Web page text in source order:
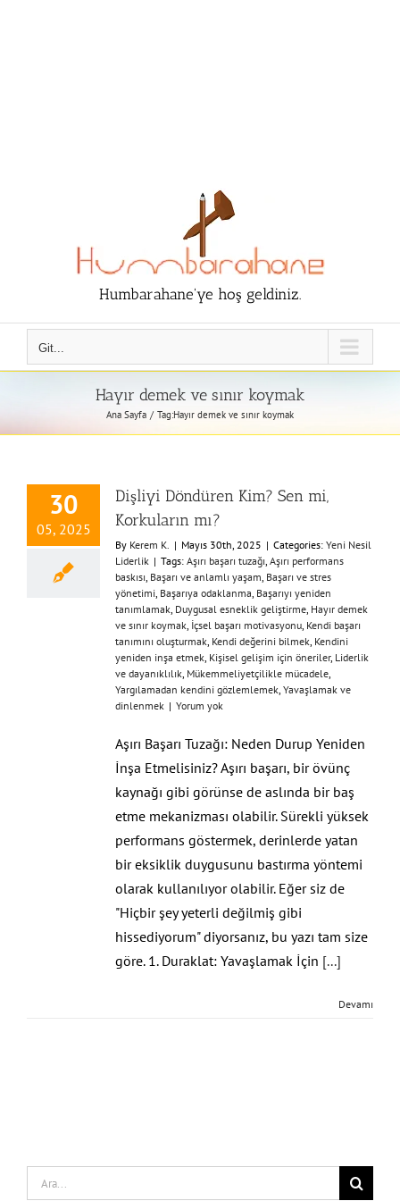
Humbarahane'ye hoş geldiniz.
Git...
Hayır demek ve sınır koymak
Ana Sayfa Tag:Hayır demek ve sınır koymak
30
05, 2025
Dişliyi Döndüren Kim? Sen mi,
Korkuların mı?
By Kerem K. | Mayıs 30th, 2025 | Categories: Yeni Nesil
Liderlik | Tags: Aşırı başarı tuzağı, Aşırı performans
baskısı, Başarı ve anlamlı yaşam, Başarı ve stres
yönetimi, Başarıya odaklanma, Başarıyı yeniden
tanımlamak, Duygusal esneklik geliştirme, Hayır demek
ve sınır koymak, İçsel başarı motivasyonu, Kendi başarı
tanımını oluşturmak, Kendi değerini bilmek, Kendini
yeniden inşa etmek, Kişisel gelişim için öneriler, Liderlik
ve dayanıklılık, Mükemmeliyetçilikle mücadele,
Yargılamadan kendini gözlemlemek, Yavaşlamak ve
dinlenmek | Yorum yok
Aşırı Başarı Tuzağı: Neden Durup Yeniden
İnşa Etmelisiniz? Aşırı başarı, bir övünç
kaynağı gibi görünse de aslında bir baş
etme mekanizması olabilir. Sürekli yüksek
performans göstermek, derinlerde yatan
bir eksiklik duygusunu bastırma yöntemi
olarak kullanılıyor olabilir. Eğer siz de
"Hiçbir şey yeterli değilmiş gibi
hissediyorum" diyorsanız, bu yazı tam size
göre. 1. Duraklat: Yavaşlamak İçin [...]
Devamı
Search